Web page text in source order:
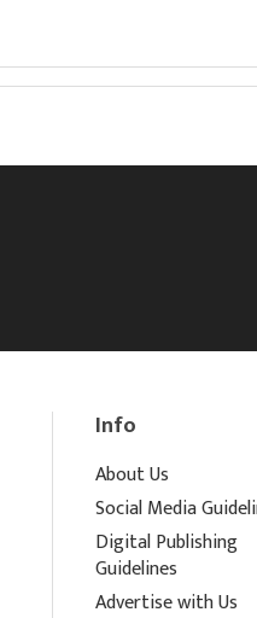
Info
About Us
Social Media
Digital Publishing
Guidelines
Advertise with Us